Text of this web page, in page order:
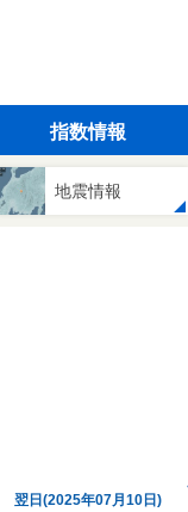
指数情報
地震情報
翌日(2025年07月10日)